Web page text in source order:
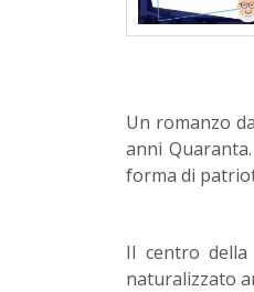
Un romanzo
anni
forma di
Il centro
naturalizzato